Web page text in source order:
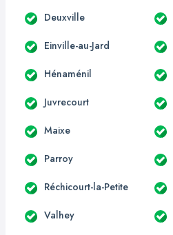
Deuxville
Einville-au-Jard
Hénaménil
Juvrecourt
Maixe
Parroy
Réchicourt-la-Petite
Valhey